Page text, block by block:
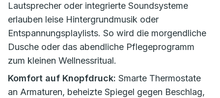
Lautsprecher oder integrierte Soundsysteme
erlauben leise Hintergrundmusik oder
Entspannungsplaylists. So wird die morgendliche
Dusche oder das abendliche Pflegeprogramm
zum kleinen Wellnessritual.
Komfort auf Knopfdruck: Smarte Thermostate
an Armaturen, beheizte Spiegel gegen Beschlag,